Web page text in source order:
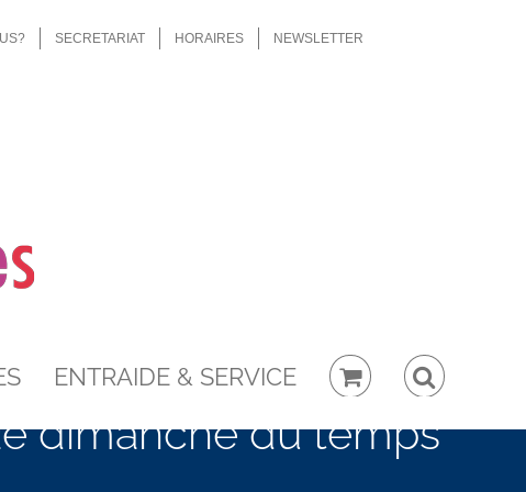
SECRETARIAT HORAIRES
NEWSLETTER
ENTRAIDE & SERVICE
dimanche du temps